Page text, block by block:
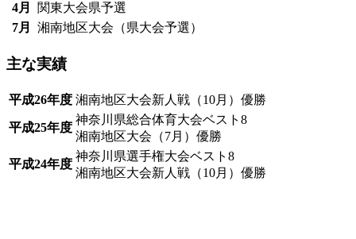
4月
関東大会県予選
7月
湘南地区大会（県大会予選）
主な実績
平成26年度 湘南地区大会新人戦（10月）優勝
平成25年度
神奈川県総合体育大会ベスト8
湘南地区大会（7月）優勝
平成24年度
神奈川県選手権大会ベスト8
湘南地区大会新人戦（10月）優勝